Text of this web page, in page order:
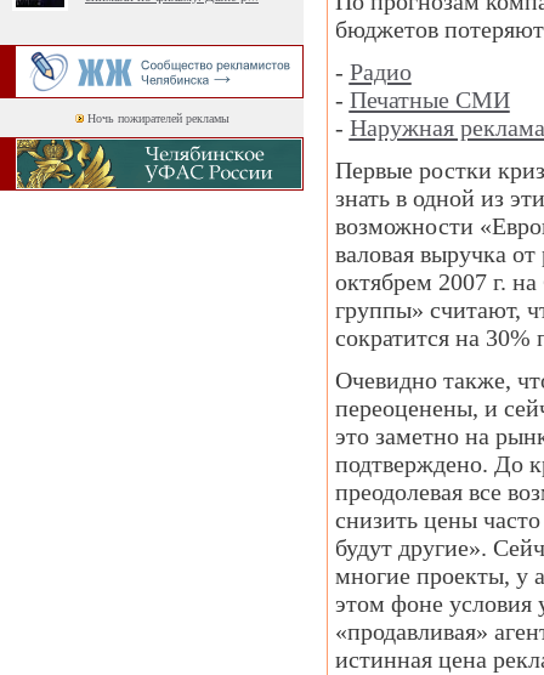
Ночь пожирателей рекламы
бюджетов
- Радио
- Печатные СМИ
- Наружная реклама
Первые ростки
знать в одной из
возможности
валовая выручка
октябрем 2007 г.
группы» считают,
сократится на
Очевидно также,
переоценены, и
это заметно на
подтверждено. До
преодолевая все
снизить цены
будут другие».
многие проекты, у
этом фоне условия
«продавливая»
истинная цена